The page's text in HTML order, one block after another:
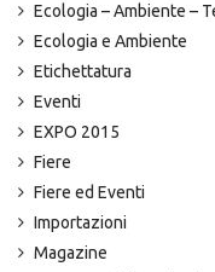
Ecologia – Ambiente –
Ecologia e Ambiente
Etichettatura
Eventi
EXPO 2015
Fiere
Fiere ed Eventi
Importazioni
Magazine